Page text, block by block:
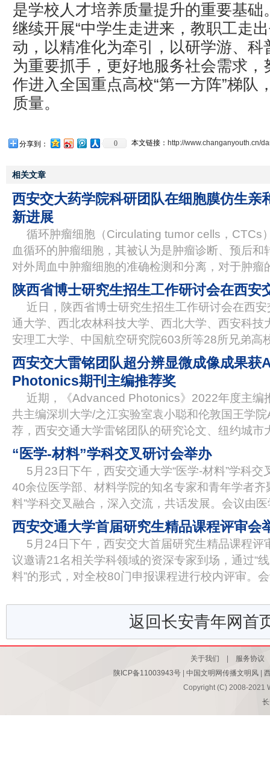
是学校人才培养质量提升的重要基础
继续开展“中学生走进来，教职工走
动，以精准化为牵引，以研学游、科
为重要抓手，更好地服务社会需求，
作进入全国重点高校“第一方阵”梯队
质量。
分享到： 0 本文链接： http://www.changanyouth.cn/
相关文章
西安交大药学院科研团队在细胞膜仿生亲
新进展
循环肿瘤细胞（Circulating tumor cells，CTCs
血循环的肿瘤细胞，其被认为是肿瘤诊断、预后和
对外周血中肿瘤细胞的准确检测和分离，对于肿
陕西省博士研究生招生工作研讨会在西安
近日，陕西省博士研究生招生工作研讨会在西
通大学、西北农林科技大学、西北大学、西安科技
安理工大学、中国航空研究院603所等28所兄弟
西安交大雷铭团队超分辨显微成像成果获
Photonics期刊主编推荐奖
近期，《Advanced Photonics》2022年度主编
共主编深圳大学/之江实验室袁小聪和伦敦国王学
荐，西安交通大学雷铭团队的研究论文、纽约城
“医学-材料”学科交叉研讨会举办
5月23日下午，西安交通大学“医学-材料”学科
40余位医学部、材料学院的知名专家和青年学者齐
料”学科交叉融合，深入交流，共话发展。会议由
西安交通大学首届研究生精品课程评审会
5月24日下午，西安交大首届研究生精品课程评
议邀请21名相关学科领域的资深专家到场，通过“
料”的形式，对全校80门申报课程进行校内评审。
返回长安青年网首
关于我们 服务协议
陕ICP备11003943号
中国文明网传播文明风
Copyright (C) 2008-2021